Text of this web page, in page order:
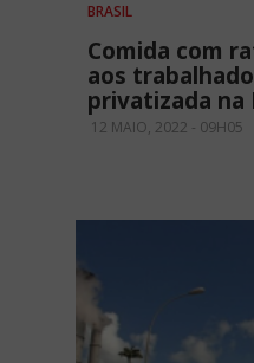
BRASIL
Comida com
aos
privatizada na
12 MAIO, 2022 - 09H05